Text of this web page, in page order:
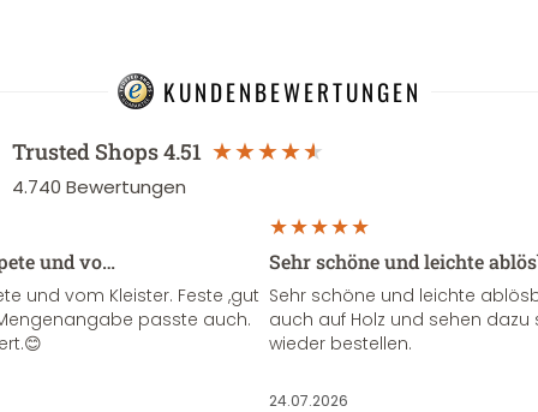
KUNDENBEWERTUNGEN
Trusted Shops4.51
4.740 Bewertungen
und vo…
und vom Kleister. Feste ,gut
passte auch.
Sehr schöne und leichte
Sehr schöne und leichte
auch auf Holz und sehen
wieder bestellen.
24.07.2026